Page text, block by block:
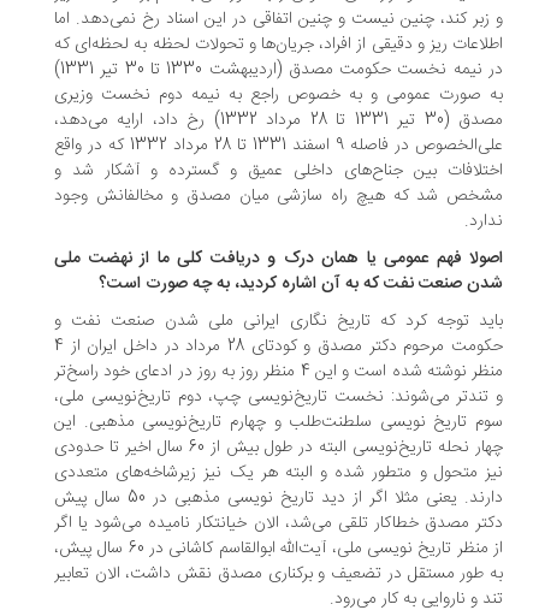
کند، چنین نیست و چنین اتفاقی در این اسناد رخ نمی‌دهد. اما
ریز و دقیقی از افراد، جریان‌ها و تحولات لحظه به لحظه‌ای که
در نیمه نخست حکومت مصدق (اردیبهشت 1330 تا 30 تیر 1331)
صورت عمومی و به خصوص راجع به نیمه دوم نخست وزیری
مصدق (30 تیر 1331 تا 28 مرداد 1332) رخ داد، ارایه می‌دهد،
علی‌الخصوص در فاصله 9 اسفند 1331 تا 28 مرداد 1332 که در واقع
بین جناح‌های داخلی عمیق و گسترده و آشکار شد و
شد که هیچ راه سازشی میان مصدق و مخالفانش وجود
فهم عمومی یا همان درک و دریافت کلی ما از نهضت ملی
صنعت نفت که به آن اشاره کردید، به چه صورت است؟
توجه کرد که تاریخ نگاری ایرانی ملی شدن صنعت نفت و
حکومت مرحوم دکتر مصدق و کودتای 28 مرداد در داخل ایران از 4
منظر نوشته شده است و این 4 منظر روز به روز در ادعای خود راسخ‌تر
می‌شوند: نخست تاریخ‌نویسی چپ، دوم تاریخ‌نویسی ملی،
تاریخ نویسی سلطنت‌طلب و چهارم تاریخ‌نویسی مذهبی. این
چهار نحله تاریخ‌نویسی البته در طول بیش از 60 سال اخیر تا حدودی
متحول و متطور شده‌ و البته هر یک نیز زیرشاخه‌های متعددی
دارند. یعنی مثلا اگر از دید تاریخ نویسی مذهبی در 50 سال پیش
مصدق خطاکار تلقی می‌شد، الان خیانتکار نامیده می‌شود یا اگر
از منظر تاریخ نویسی ملی، آیت‌الله ابوالقاسم کاشانی در 60 سال پیش،
طور مستقل در تضعیف و برکناری مصدق نقش داشت، الان تعابیر
و ناروایی به کار می‌رود.